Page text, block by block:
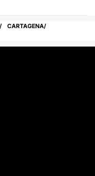
CARTAGENA